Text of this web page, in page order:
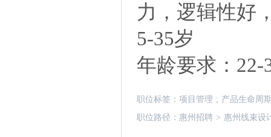
力，逻辑性好
5-35岁
年龄要求：22-
职位标签： 项目管理 ; 产品生命周
职位路径： 惠州招聘 > 惠州线束设